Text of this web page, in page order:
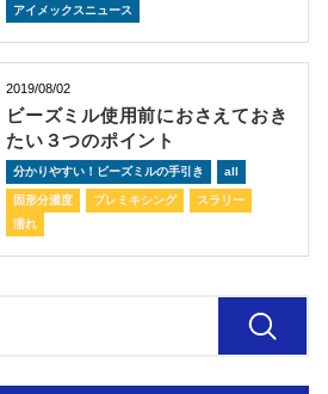
アイメックスニュース
2019/08/02
ビーズミル使用前におさえておき
たい３つのポイント
分かりやすい！ビーズミルの手引き all
固形分濃度 プレミキシング
スラリー
濡れ